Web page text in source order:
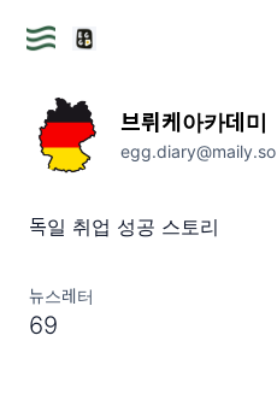
브뤼케아카데미
egg.diary@maily.so
독일 취업 성공 스토리
뉴스레터
69